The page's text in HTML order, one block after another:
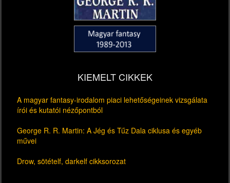
KIEMELT CIKKEK
A magyar fantasy-irodalom piaci lehetőségeinek vizsgálata
írói és kutatói nézőpontból
George R. R. Martin: A Jég és Tűz Dala ciklusa és egyéb
művei
Drow, sötételf, darkelf cikksorozat